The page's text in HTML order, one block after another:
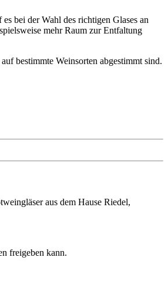
bei der Wahl des richtigen Glases an
mehr Raum zur Entfaltung
bestimmte Weinsorten abgestimmt sind.
aus dem Hause Riedel,
freigeben kann.